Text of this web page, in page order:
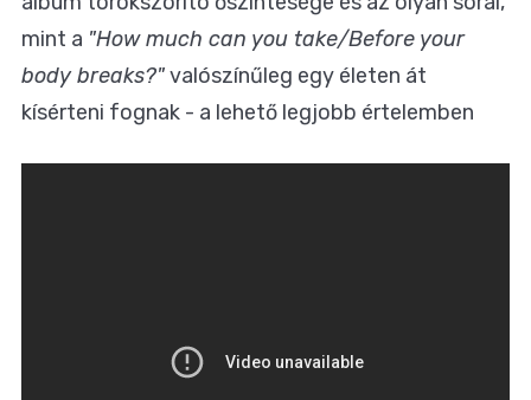
mint a "How much can you take/Before your
body breaks?"valószínűleg egy életen át
kísérteni fognak - a lehető legjobb értelemben